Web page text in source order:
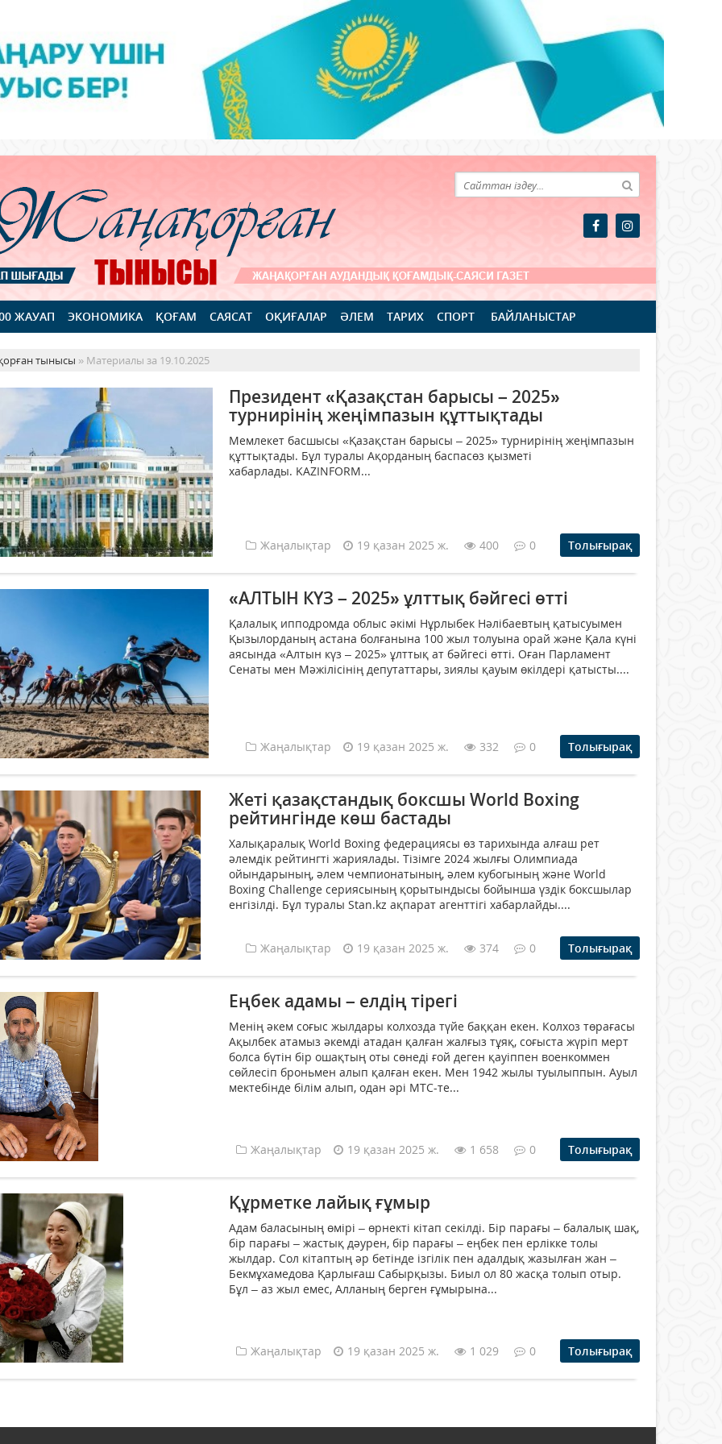
ЖАУАП ЭКОНОМИКА ҚОҒАМ САЯСАТ ОҚИҒАЛАР ӘЛЕМ ТАРИХ СПОРТ БАЙЛАНЫСТАР
тынысы » Материалы за 19.10.2025
Президент «Қазақстан барысы – 2025»
турнирінің жеңімпазын құттықтады
Мемлекет басшысы «Қазақстан барысы – 2025» турнирінің жеңімпазын
құттықтады. Бұл туралы Ақорданың баспасөз қызметі
хабарлады. KAZINFORM...
Жаңалықтар 19 қазан 2025 ж. 400 0 Толығырақ
«АЛТЫН КҮЗ – 2025» ұлттық бәйгесі өтті
Қалалық ипподромда облыс әкімі Нұрлыбек Нәлібаевтың қатысуымен
Қызылорданың астана болғанына 100 жыл толуына орай және Қала күні
аясында «Алтын күз – 2025» ұлттық ат бәйгесі өтті. Оған Парламент
Сенаты мен Мәжілісінің депутаттары, зиялы қауым өкілдері қатысты....
Жаңалықтар 19 қазан 2025 ж. 332 0 Толығырақ
Жеті қазақстандық боксшы World Boxing
рейтингінде көш бастады
Халықаралық World Boxing федерациясы өз тарихында алғаш рет
әлемдік рейтингті жариялады. Тізімге 2024 жылғы Олимпиада
ойындарының, әлем чемпионатының, әлем кубогының және World
Boxing Challenge сериясының қорытындысы бойынша үздік боксшылар
енгізілді. Бұл туралы Stan.kz ақпарат агенттігі хабарлайды....
Жаңалықтар 19 қазан 2025 ж. 374 0 Толығырақ
Еңбек адамы – елдің тірегі
Менің әкем соғыс жылдары колхозда түйе баққан екен. Колхоз төрағасы
Ақылбек атамыз әкемді атадан қалған жалғыз тұяқ, соғыста жүріп мерт
болса бүтін бір ошақтың оты сөнеді ғой деген қауіппен военкоммен
сөйлесіп броньмен алып қалған екен. Мен 1942 жылы туылыппын. Ауыл
мектебінде білім алып, одан әрі МТС-те...
Жаңалықтар 19 қазан 2025 ж. 1 658 0 Толығырақ
Құрметке лайық ғұмыр
Адам баласының өмірі – өрнекті кітап секілді. Бір парағы – балалық шақ,
бір парағы – жастық дәурен, бір парағы – еңбек пен ерлікке толы
жылдар. Сол кітаптың әр бетінде ізгілік пен адалдық жазылған жан –
Бекмұхамедова Қарлығаш Сабырқызы. Биыл ол 80 жасқа толып отыр.
Бұл – аз жыл емес, Алланың берген ғұмырына...
Жаңалықтар 19 қазан 2025 ж. 1 029 0 Толығырақ